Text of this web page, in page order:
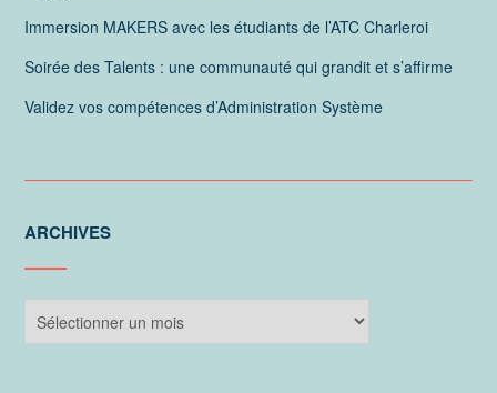
Immersion MAKERS avec les étudiants de l’ATC Charleroi
Soirée des Talents : une communauté qui grandit et s’affirme
Validez vos compétences d’Administration Système
ARCHIVES